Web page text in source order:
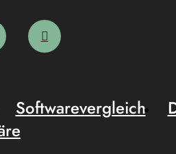
Softwarevergleich